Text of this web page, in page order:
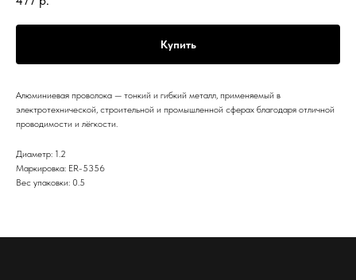
Купить
Алюминиевая проволока — тонкий и гибкий металл, применяемый в
электротехнической, строительной и промышленной сферах благодаря отличной
проводимости и лёгкости.
Диаметр: 1.2
Маркировка: ER-5356
Вес упаковки: 0.5